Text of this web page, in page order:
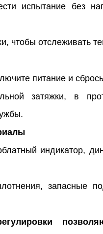
испытание без
чтобы отслеживать
питание и
затяжки, в
индикатор,
запасные